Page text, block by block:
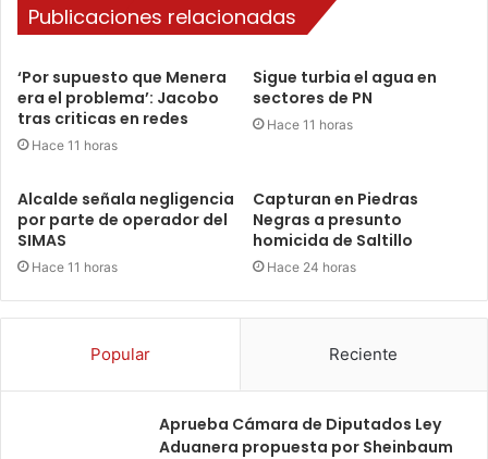
Publicaciones relacionadas
‘Por supuesto que Menera
era el problema’: Jacobo
tras criticas en redes
Hace 11 horas
Sigue turbia el agua en
sectores de PN
Hace 11 horas
Alcalde señala negligencia
por parte de operador del
SIMAS
Hace 11 horas
Capturan en Piedras
Negras a presunto
homicida de Saltillo
Hace 24 horas
Popular Reciente
Aprueba Cámara de Diputados Ley
Aduanera propuesta por Sheinbaum